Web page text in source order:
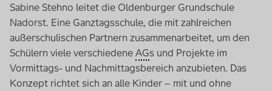
Sabine Stehno leitet die Oldenburger Grundschule
Nadorst. Eine Ganztagsschule, die mit zahlreichen
außerschulischen Partnern zusammenarbeitet, um den
Schülern viele verschiedeneAGs und Projekte im
Vormittags- und Nachmittagsbereich anzubieten. Das
Konzept richtet sich an alle Kinder – mit und ohne